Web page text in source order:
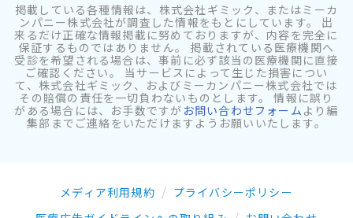
掲載している各種情報は、株式会社ギミック、またはミーカ
ンパニー株式会社が調査した情報をもとにしています。 出
来るだけ正確な情報掲載に努めておりますが、内容を完全に
保証するものではありません。 掲載されている医療機関へ
受診を希望される場合は、事前に必ず該当の医療機関に直接
ご確認ください。 当サービスによって生じた損害につい
て、株式会社ギミック、およびミーカンパニー株式会社では
その賠償の責任を一切負わないものとします。 情報に誤り
がある場合には、お手数ですが お問い合わせフォーム より編
集部までご連絡をいただけますようお願いいたします。
メディア利用規約
プライバシーポリシー